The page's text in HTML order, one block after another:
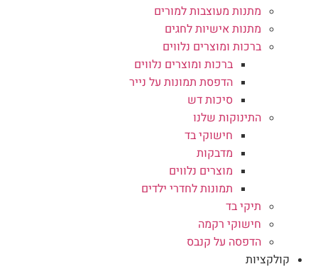
מתנות מעוצבות למורים
מתנות אישיות לחגים
ברכות ומוצרים נלווים
ברכות ומוצרים נלווים
הדפסת תמונות על נייר
סיכות דש
התינוקות שלנו
חישוקי בד
מדבקות
מוצרים נלווים
תמונות לחדרי ילדים
תיקי בד
חישוקי רקמה
הדפסה על קנבס
קולקציות